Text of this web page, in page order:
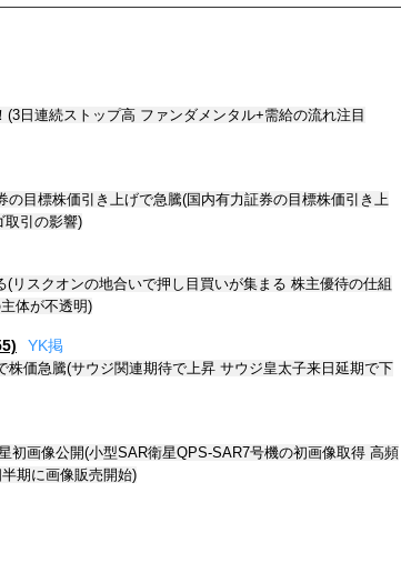
(3日連続ストップ高 ファンダメンタル+需給の流れ注目
の目標株価引き上げで急騰(国内有力証券の目標株価引き上
取引の影響)
(リスクオンの地合いで押し目買いが集まる 株主優待の仕組
体が不透明)
YK掲
株価急騰(サウジ関連期待で上昇 サウジ皇太子来日延期で下
初画像公開(小型SAR衛星QPS-SAR7号機の初画像取得 高頻
期に画像販売開始)